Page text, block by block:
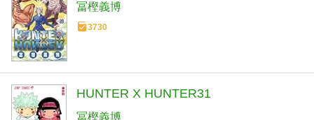
冨樫義博
3730
HUNTER X HUNTER31
冨樫義博